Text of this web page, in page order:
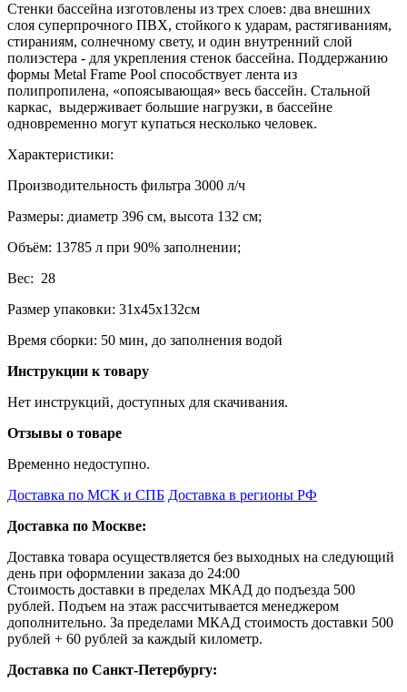
Стенки бассейна изготовлены из трех слоев: два внешних
слоя суперпрочного ПВХ, стойкого к ударам, растягиваниям,
стираниям, солнечному свету, и один внутренний слой
полиэстера - для укрепления стенок бассейна. Поддержанию
формы Metal Frame Pool способствует лента из
полипропилена, «опоясывающая» весь бассейн. Стальной
каркас, выдерживает большие нагрузки, в бассейне
одновременно могут купаться несколько человек.
Характеристики:
Производительность фильтра 3000 л/ч
Размеры: диаметр 396 см, высота 132 см;
Объём: 13785 л при 90% заполнении;
Вес: 28
Размер упаковки: 31х45х132см
Время сборки: 50 мин, до заполнения водой
Инструкции к товару
Нет инструкций, доступных для скачивания.
Отзывы о товаре
Временно недоступно.
Доставка по МСК и СПБ Доставка в регионы РФ
Доставка по Москве:
Доставка товара осуществляется без выходных на следующий
день при оформлении заказа до 24:00
Стоимость доставки в пределах МКАД до подъезда 500
рублей. Подъем на этаж рассчитывается менеджером
дополнительно. За пределами МКАД стоимость доставки 500
рублей + 60 рублей за каждый километр.
Доставка по Санкт-Петербургу: